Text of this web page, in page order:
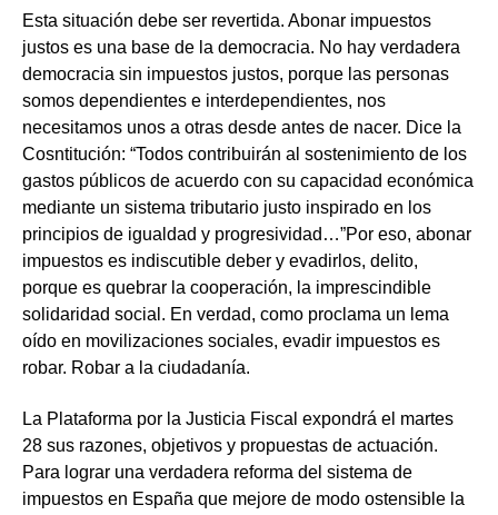
Esta situación debe ser revertida. Abonar impuestos
justos es una base de la democracia. No hay verdadera
democracia sin impuestos justos, porque las personas
somos dependientes e interdependientes, nos
necesitamos unos a otras desde antes de nacer. Dice la
Cosntitución: “Todos contribuirán al sostenimiento de los
gastos públicos de acuerdo con su capacidad económica
mediante un sistema tributario justo inspirado en los
principios de igualdad y progresividad…”Por eso, abonar
impuestos es indiscutible deber y evadirlos, delito,
porque es quebrar la cooperación, la imprescindible
solidaridad social. En verdad, como proclama un lema
oído en movilizaciones sociales, evadir impuestos es
robar. Robar a la ciudadanía.
La Plataforma por la Justicia Fiscal expondrá el martes
28 sus razones, objetivos y propuestas de actuación.
Para lograr una verdadera reforma del sistema de
impuestos en España que mejore de modo ostensible la
bajo
la
subvención
de
la
Secretaría
de
Estado
de
Asuntos
Exteriores.